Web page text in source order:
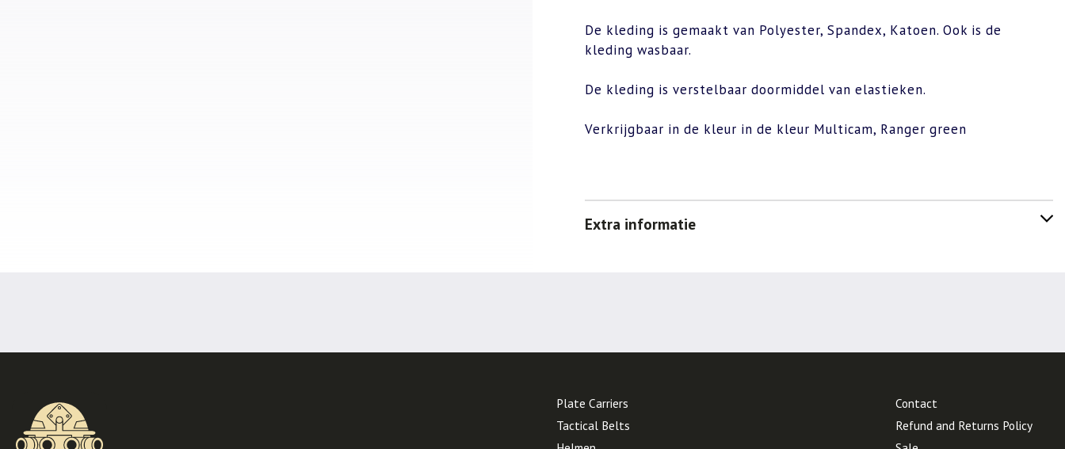
De kleding is gemaakt van Polyester, Spandex, Katoen. Ook is de
kleding wasbaar.
De kleding is verstelbaar doormiddel van elastieken.
Verkrijgbaar in de kleur in de kleur Multicam, Ranger green
Extra informatie
Plate Carriers
Tactical Belts
Contact
Refund and Returns Policy